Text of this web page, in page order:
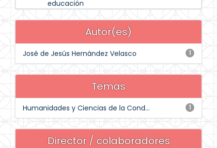
educación
Autor(es)
1
José de Jesús Hernández Velasco
Temas
1
Humanidades y Ciencias de la Cond...
Director / colaboradores